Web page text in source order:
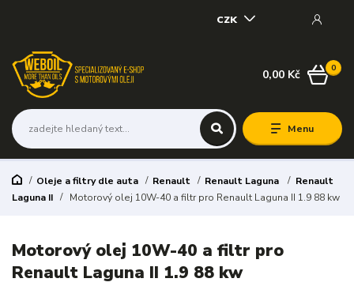
Menu
CZK
0
0,00 Kč
Oleje a filtry dle auta Renault Renault Laguna
Renault
Laguna II
Motorový olej 10W-40 a filtr pro Renault Laguna II 1.9 88 kw
Motorový olej 10W-40 a filtr pro
Renault Laguna II 1.9 88 kw